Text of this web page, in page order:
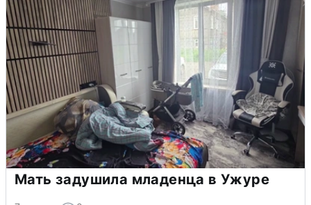
Мать задушила младенца в Ужуре